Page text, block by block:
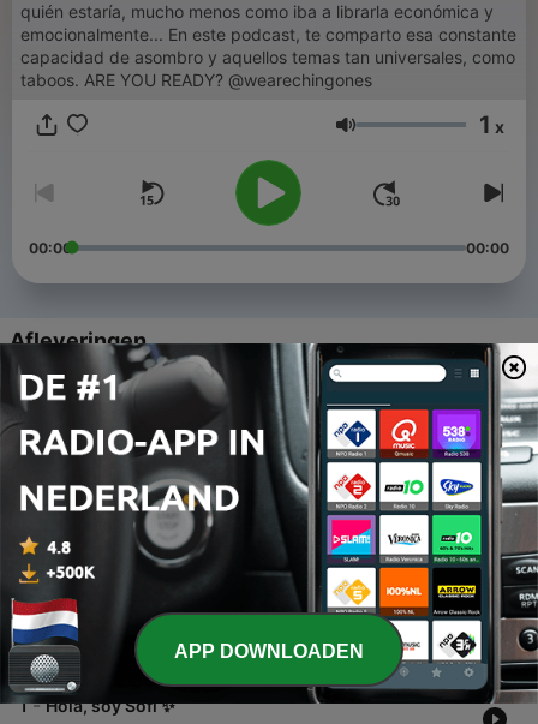
quién estaría, mucho menos como iba a librarla económica y
emocionalmente... En este podcast, te comparto esa constante
capacidad de asombro y aquellos temas tan universales, como
taboos. ARE YOU READY? @wearechingones
Volume 1 x
00:00 00:00
Afleveringen
5 - Ansiedad •T1-E04•
26 mei 2020
Sanando desde la raíz. •T1-E03•
06 mei 2020
3 - Vale la vida escuchar. •T1-E02•
10 apr. 2020
2 - Resiliencia. Te aclimatas o te aclichingas. •Piloto•
30 mrt. 2020
1 - Hola, soy Sofi ✨
APP DOWNLOADEN